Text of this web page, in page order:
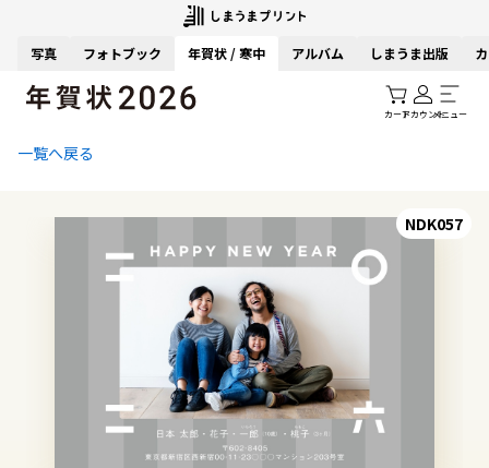
写真 フォトブック 年賀状 / 寒中 アルバム しまうま出版
カートアカウントメニュー
一覧へ戻る
NDK057